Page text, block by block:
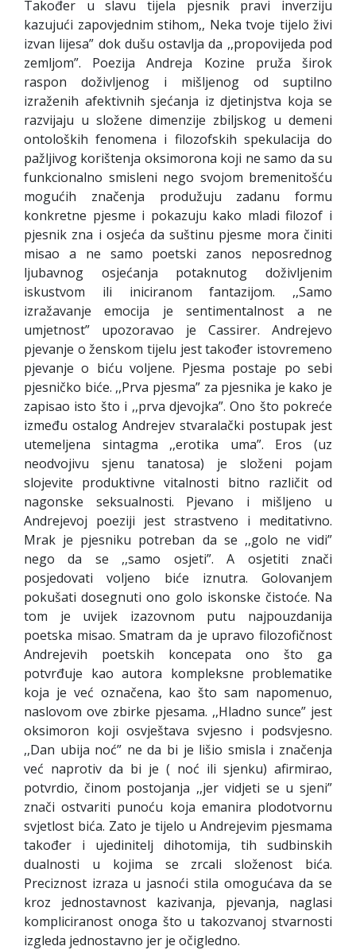
Također u slavu tijela pjesnik pravi inverziju
kazujući zapovjednim stihom,, Neka tvoje tijelo živi
izvan lijesa” dok dušu ostavlja da ,,propovijeda pod
zemljom”. Poezija Andreja Kozine pruža širok
raspon doživljenog i mišljenog od suptilno
izraženih afektivnih sjećanja iz djetinjstva koja se
razvijaju u složene dimenzije zbiljskog u demeni
ontoloških fenomena i filozofskih spekulacija do
pažljivog korištenja oksimorona koji ne samo da su
funkcionalno smisleni nego svojom bremenitošću
mogućih značenja produžuju zadanu formu
konkretne pjesme i pokazuju kako mladi filozof i
pjesnik zna i osjeća da suštinu pjesme mora činiti
misao a ne samo poetski zanos neposrednog
ljubavnog osjećanja potaknutog doživljenim
iskustvom ili iniciranom fantazijom. ,,Samo
izražavanje emocija je sentimentalnost a ne
umjetnost” upozoravao je Cassirer. Andrejevo
pjevanje o ženskom tijelu jest također istovremeno
pjevanje o biću voljene. Pjesma postaje po sebi
pjesničko biće. ,,Prva pjesma” za pjesnika je kako je
zapisao isto što i ,,prva djevojka”. Ono što pokreće
između ostalog Andrejev stvaralački postupak jest
utemeljena sintagma ,,erotika uma”. Eros (uz
neodvojivu sjenu tanatosa) je složeni pojam
slojevite produktivne vitalnosti bitno različit od
nagonske seksualnosti. Pjevano i mišljeno u
Andrejevoj poeziji jest strastveno i meditativno.
Mrak je pjesniku potreban da se ,,golo ne vidi”
nego da se ,,samo osjeti”. A osjetiti znači
posjedovati voljeno biće iznutra. Golovanjem
pokušati dosegnuti ono golo iskonske čistoće. Na
tom je uvijek izazovnom putu najpouzdanija
poetska misao. Smatram da je upravo filozofičnost
Andrejevih poetskih koncepata ono što ga
potvrđuje kao autora kompleksne problematike
koja je već označena, kao što sam napomenuo,
naslovom ove zbirke pjesama. ,,Hladno sunce” jest
oksimoron koji osvještava svjesno i podsvjesno.
,,Dan ubija noć” ne da bi je lišio smisla i značenja
već naprotiv da bi je ( noć ili sjenku) afirmirao,
potvrdio, činom postojanja ,,jer vidjeti se u sjeni”
znači ostvariti punoću koja emanira plodotvornu
svjetlost bića. Zato je tijelo u Andrejevim pjesmama
također i ujedinitelj dihotomija, tih sudbinskih
dualnosti u kojima se zrcali složenost bića.
Preciznost izraza u jasnoći stila omogućava da se
kroz jednostavnost kazivanja, pjevanja, naglasi
kompliciranost onoga što u takozvanoj stvarnosti
izgleda jednostavno jer je očigledno.